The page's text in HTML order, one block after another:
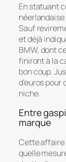
En statuant
Sauf
et déjà
BMW, dont
finiront à la
bon coup.
d’euros
niche.
Entre
marque
Cette affaire
quelle